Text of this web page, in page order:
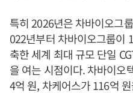
특히 2026년은 차바이오그
022년부터 차바이오그룹이
축한 세계 최대 규모 단일
을 여는 시점이다. 차바이오
4억 원, 차케어스가 116억